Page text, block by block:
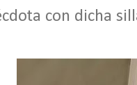
con dicha